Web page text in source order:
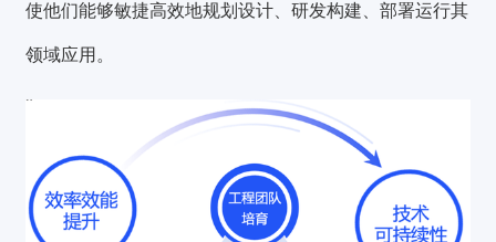
使他们能够敏捷高效地规划设计、研发构建、部署运行其
领域应用。